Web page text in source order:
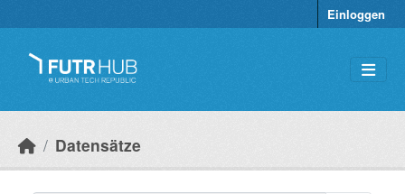
Einloggen
Datensätze